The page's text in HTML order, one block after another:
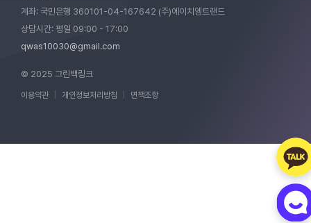
계좌: 국민은행 360101-04-167642 (주)에이치엠트랜드
상담시간: 평일 09:00 - 17:00
qwas10030@gmail.com
© 2025 그린백링크
이용약관 개인정보처리방침 면책조항